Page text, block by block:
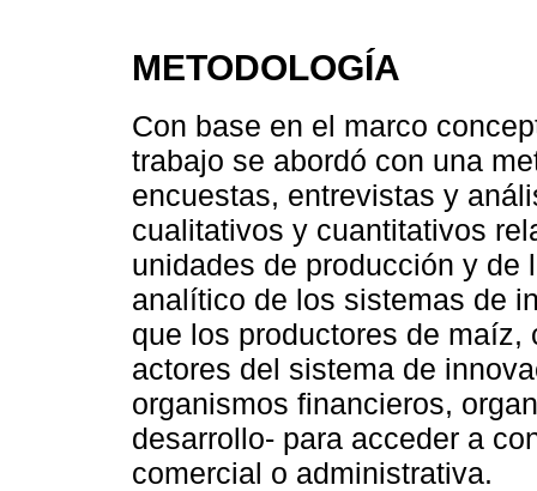
METODOLOGÍA
Con base en el marco
trabajo se abordó con una
encuestas, entrevistas y
cualitativos y cuantitativos
unidades de producción y de
analítico de los sistemas de
que los productores de
actores del sistema de
organismos financieros,
desarrollo- para acceder a
comercial o administrativa.